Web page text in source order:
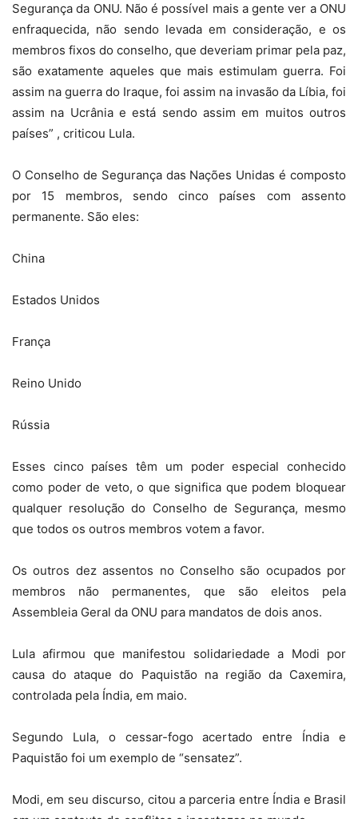
Segurança da ONU. Não é possível mais a gente ver a ONU
enfraquecida, não sendo levada em consideração, e os
membros fixos do conselho, que deveriam primar pela paz,
são exatamente aqueles que mais estimulam guerra. Foi
assim na guerra do Iraque, foi assim na invasão da Líbia, foi
assim na Ucrânia e está sendo assim em muitos outros
países” , criticou Lula.
O Conselho de Segurança das Nações Unidas é composto
por 15 membros, sendo cinco países com assento
permanente. São eles:
China
Estados Unidos
França
Reino Unido
Rússia
Esses cinco países têm um poder especial conhecido
como poder de veto, o que significa que podem bloquear
qualquer resolução do Conselho de Segurança, mesmo
que todos os outros membros votem a favor.
Os outros dez assentos no Conselho são ocupados por
membros não permanentes, que são eleitos pela
Assembleia Geral da ONU para mandatos de dois anos.
Lula afirmou que manifestou solidariedade a Modi por
causa do ataque do Paquistão na região da Caxemira,
controlada pela Índia, em maio.
Segundo Lula, o cessar-fogo acertado entre Índia e
Paquistão foi um exemplo de “sensatez”.
Modi, em seu discurso, citou a parceria entre Índia e Brasil